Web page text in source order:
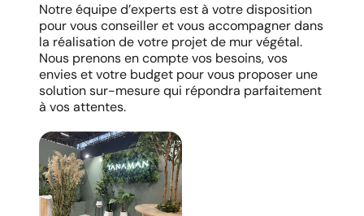
Notre équipe d’experts est à votre disposition
pour vous conseiller et vous accompagner dans
la réalisation de votre projet de mur végétal.
Nous prenons en compte vos besoins, vos
envies et votre budget pour vous proposer une
solution sur-mesure qui répondra parfaitement
à vos attentes.